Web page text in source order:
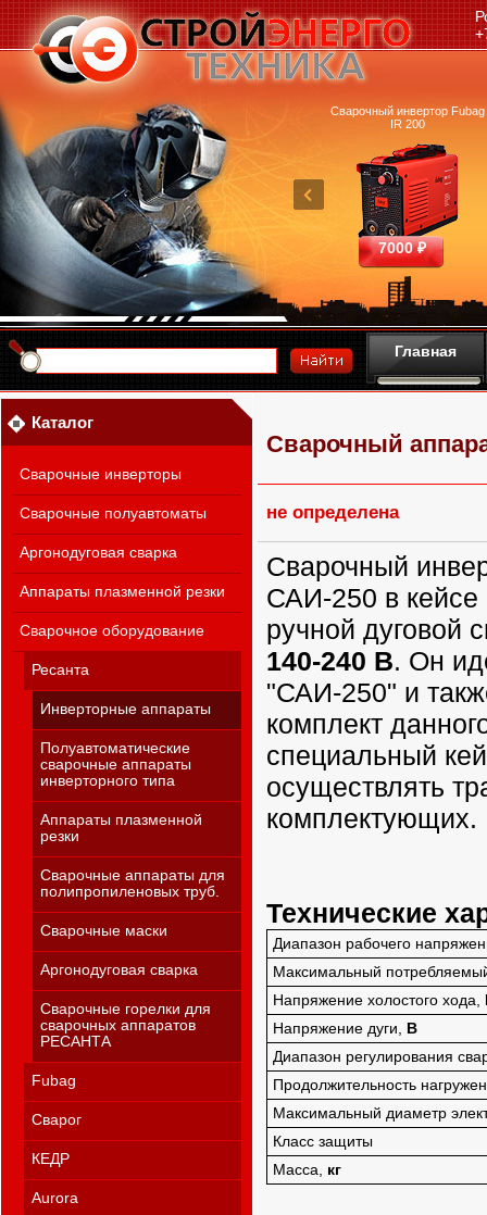
аппарат Ресанта
САИПА-200 ММА
25390 ₽
Машина термической резки
FUBAG INCUT10
460700 ₽
Сварочный инвертор Fubag
IR 200
7000 ₽
Главная
Каталог
Сварочные инверторы
Сварочные полуавтоматы
Аргонодуговая сварка
Аппараты плазменной резки
Сварочное оборудование
Ресанта
Инверторные аппараты
Полуавтоматические
сварочные аппараты
инверторного типа
Аппараты плазменной
резки
Сварочные аппараты для
полипропиленовых труб.
Сварочные маски
Аргонодуговая сварка
Сварочные горелки для
сварочных аппаратов
РЕСАНТА
Fubag
Сварог
КЕДР
Aurora
Сварочный
не определена
Сварочный
САИ-250 в кейсе
ручной дуговой
140-240 В. Он
"САИ-250" и
комплект
специальный
осуществлять
комплектующих.
Технические
Диапазон рабочего
Максимальный
Напряжение холостого хода,
Напряжение дуги, В
Диапазон регулирования
Продолжительность
Максимальный диаметр
Класс защиты
Масса, кг